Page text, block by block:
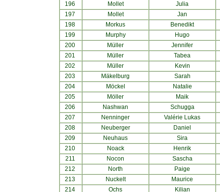
196
Mollet
Julia
197
Mollet
Jan
198
Morkus
Benedikt
199
Murphy
Hugo
200
Müller
Jennifer
201
Müller
Tabea
202
Müller
Kevin
203
Mäkelburg
Sarah
204
Möckel
Natalie
205
Möller
Maik
206
Nashwan
Schugga
207
Nenninger
Valérie Lukas
208
Neuberger
Daniel
209
Neuhaus
Sira
210
Noack
Henrik
211
Nocon
Sascha
212
North
Paige
213
Nuckelt
Maurice
214
Ochs
Kilian